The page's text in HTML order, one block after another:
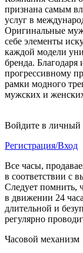
признана самым
услуг в
Оригинальные
себе элементы
каждой модели
бренда.
прогрессивному
рамки модного
мужских и
Войдите в личный
Регистрация/Вход
Все часы,
в соответствии с
Следует помнить,
в движении 24
длительной и
регулярно
Часовой механизм